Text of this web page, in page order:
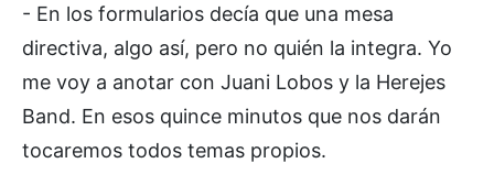
- En los formularios decía que una mesa
directiva, algo así, pero no quién la integra. Yo
me voy a anotar con Juani Lobos y la Herejes
Band. En esos quince minutos que nos darán
tocaremos todos temas propios.